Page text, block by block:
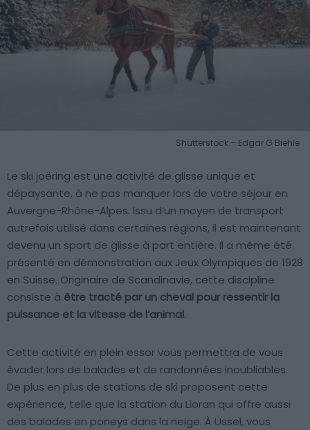
Shutterstock – Edgar G Biehle
Le ski joëring est une activité de glisse unique et
dépaysante, à ne pas manquer lors de votre séjour en
Auvergne-Rhône-Alpes. Issu d’un moyen de transport
autrefois utilisé dans certaines régions, il est maintenant
devenu un sport de glisse à part entière. Il a même été
présenté en démonstration aux Jeux Olympiques de 1928
en Suisse. Originaire de Scandinavie, cette discipline
consiste à être tracté par un cheval pour ressentir la
puissance et la vitesse de l’animal.
Cette activité en plein essor vous permettra de vous
évader lors de balades et de randonnées inoubliables.
De plus en plus de stations de ski proposent cette
expérience, telle que la station du Lioran qui offre aussi
des balades en poneys dans la neige. À Ussel, vous